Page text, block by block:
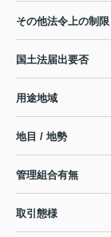
その他法令上の制限
国土法届出要否
用途地域
地目 / 地勢
管理組合有無
取引態様